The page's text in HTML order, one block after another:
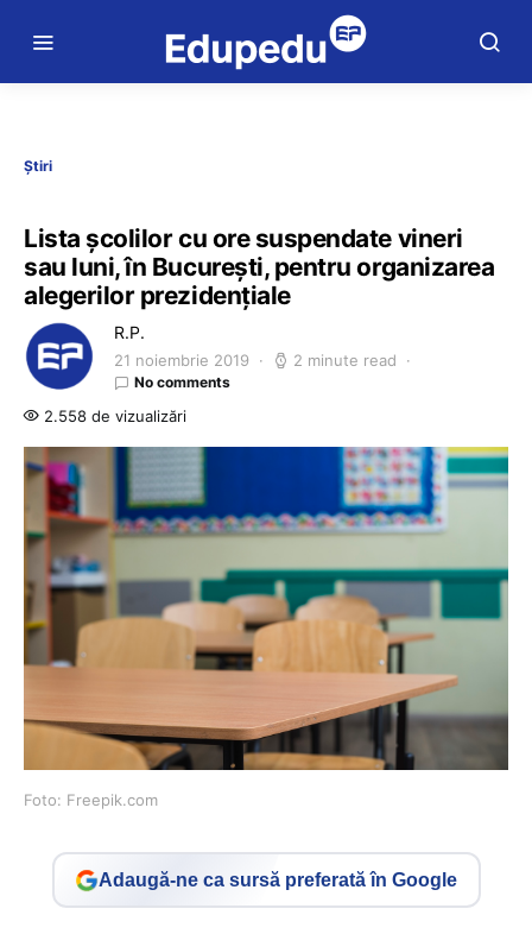
Știri
Lista școlilor cu ore suspendate vineri
sau luni, în București, pentru organizarea
alegerilor prezidențiale
R.P.
21 noiembrie 2019 2 minute read
No comments
2.558 de vizualizări
Foto: Freepik.com
Adaugă-ne ca sursă preferată în Google